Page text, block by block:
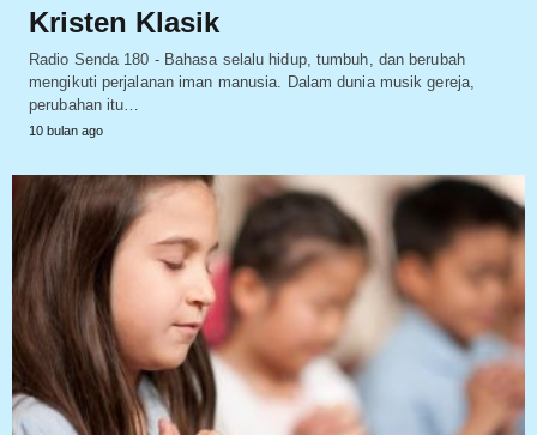
Kristen Klasik
Radio Senda 180 - Bahasa selalu hidup, tumbuh, dan berubah
mengikuti perjalanan iman manusia. Dalam dunia musik gereja,
perubahan itu…
10 bulan ago